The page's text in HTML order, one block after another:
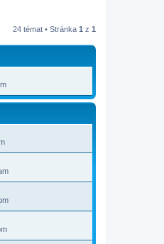
24 témat • Stránka 1 z 1